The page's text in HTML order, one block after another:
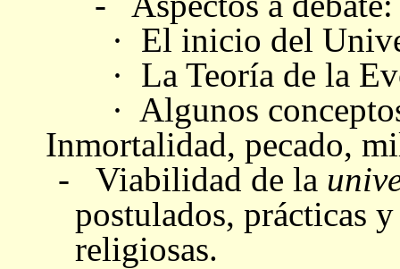
· El inicio del
· La Teoría de la
· Algunos
Inmortalidad, pecado,
- Viabilidad de la
postulados, prácticas
religiosas.